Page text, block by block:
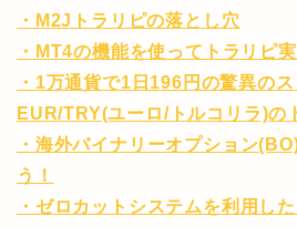
・M2Jトラリピの落とし穴
・MT4の機能を使ってトラリピ
・1万通貨で1日196円の驚異のス
EUR/TRY(ユーロ/トルコリラ)の
・海外バイナリーオプション
う！
・ゼロカットシステムを利用し